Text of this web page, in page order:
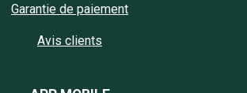
Garantie de paiement
Avis clients